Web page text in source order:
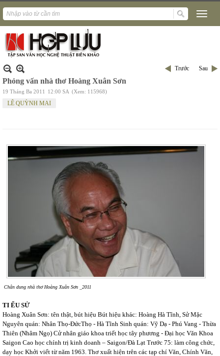
Trước Sau
Phỏng vấn nhà thơ Hoàng Xuân Sơn
19 Tháng Ba 2011 12:00 SA (Xem: 115968)
LÊ QUỲNH MAI
Chân dung nhà thơ Hoàng Xuân Sơn _2011
TI ỂU SỬ
Hoàng Xuân Sơn: tên thật, bút hiệu Bút hiệu khác: Hoàng Hà Tĩnh, Sử Mặc
Nguyên quán: Nhân Thọ-ĐứcThọ - Hà Tĩnh Sinh quán: Vỹ Dạ - Phú Vang - Thừa
Thiên (Nhâm Ngọ) Cử nhân giáo khoa triết học tây phương - Đại học Văn Khoa
Saigon Cao học chính trị kinh doanh – Saigon/Đà Lạt Trước 75: làm công chức,
dạy học Khởi viết từ năm 1963. Thơ xuất hiện trên các tạp chí Văn, Chính Văn,